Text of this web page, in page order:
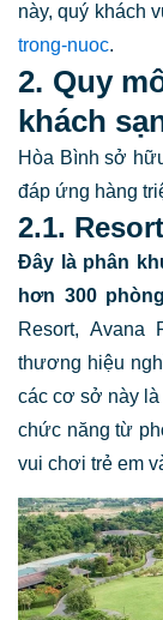
này, quý khách
trong-nuoc.
2. Quy
khách
Hòa Bình sở
đáp ứng hàng
2.1.
Đây là phân
hơn 300
Resort, Avana
thương hiệu
các cơ sở này
chức năng từ
vui chơi trẻ em